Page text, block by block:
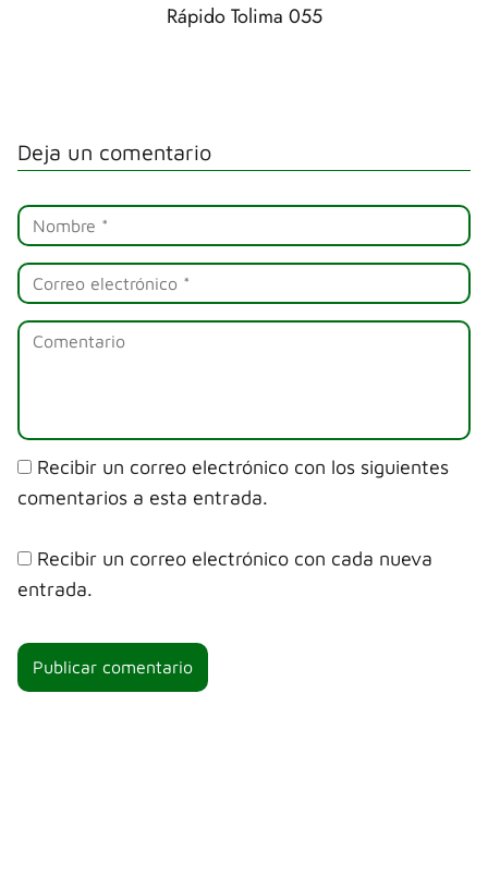
Rápido Tolima 055
Deja un comentario
Recibir un correo electrónico con los siguientes
comentarios a esta entrada.
Recibir un correo electrónico con cada nueva
entrada.